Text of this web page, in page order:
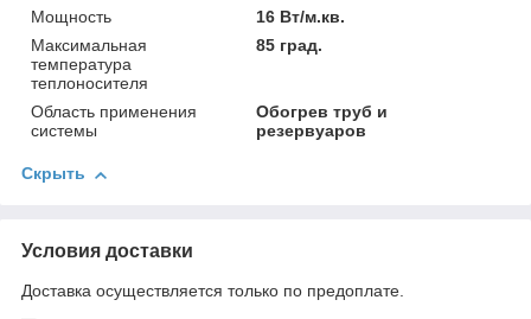
Мощность
16 Вт/м.кв.
Максимальная
температура
теплоносителя
85 град.
Область применения
системы
Обогрев труб и
резервуаров
Скрыть
Условия доставки
Доставка осуществляется только по предоплате.